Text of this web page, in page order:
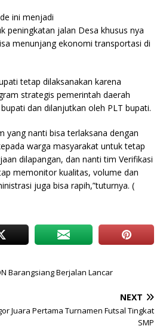
ini menjadi
peningkatan jalan Desa khusus nya
menunjang ekonomi transportasi di
tetap dilaksanakan karena
strategis pemerintah daerah
dan dilanjutkan oleh PLT bupati.
yang nanti bisa terlaksana dengan
warga masyarakat untuk tetap
dilapangan, dan nanti tim Verifikasi
memonitor kualitas, volume dan
juga bisa rapih,”tuturnya. (
Barangsiang Berjalan Lancar
NEXT
Juara Pertama Turnamen Futsal Tingkat
SMP